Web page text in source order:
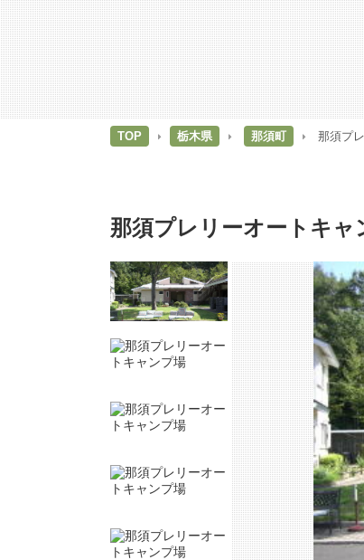
TOP 栃木県 那須町 那須プ
那須プレリーオートキャ